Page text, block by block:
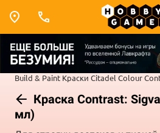
Build & Paint Краски Citadel Colour
Краска Сontrast:
мл)